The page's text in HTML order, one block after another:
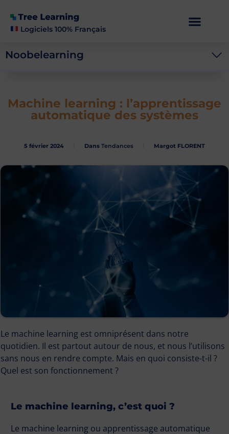
Logiciels 100% Français
Noobelearning
Machine learning : l’apprentissage
automatique des systèmes
5 février 2024 Dans Tendances Margot FLORENT
Le machine learning est omniprésent dans notre
quotidien. Il est partout autour de nous, et nous l’utilisons
sans nous en rendre compte. Mais en quoi consiste-t-il ?
Quel est son fonctionnement ?
Le machine learning, c’est quoi ?
Le machine learning ou apprentissage automatique